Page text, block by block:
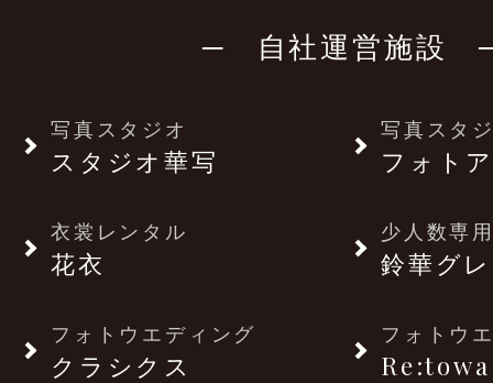
─ 自社運営施設
写真スタジオ
スタジオ華写
写真スタ
フォト
衣裳レンタル
花衣
少人数専
鈴華グ
フォトウエディング
クラシクス
フォトウ
Re:towa